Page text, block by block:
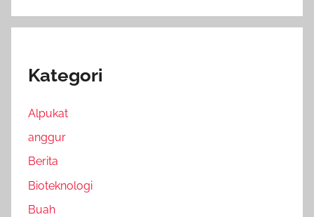
Kategori
Alpukat
anggur
Berita
Bioteknologi
Buah